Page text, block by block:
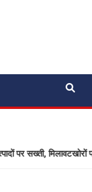
सख्ती, मिलावटखोरों पर